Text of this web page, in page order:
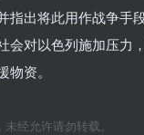
指出将此用作战争手
会对以色列施加压力
资。
经允许请勿转载。